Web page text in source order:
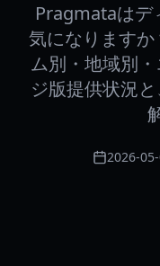
Pragmataはデ
気になります
ム別・地域別
ジ版提供状況
2026-05-